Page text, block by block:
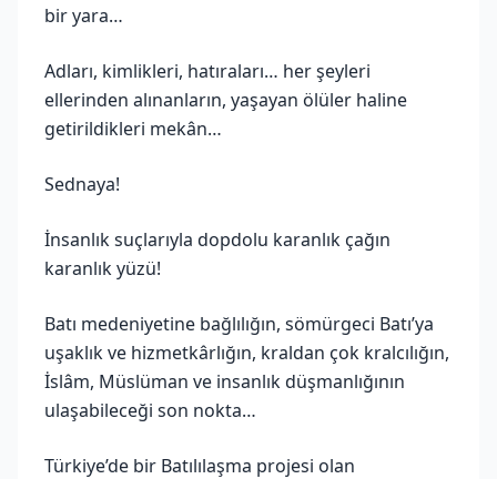
bir yara…
Adları, kimlikleri, hatıraları… her şeyleri
ellerinden alınanların, yaşayan ölüler haline
getirildikleri mekân…
Sednaya!
İnsanlık suçlarıyla dopdolu karanlık çağın
karanlık yüzü!
Batı medeniyetine bağlılığın, sömürgeci Batı’ya
uşaklık ve hizmetkârlığın, kraldan çok kralcılığın,
İslâm, Müslüman ve insanlık düşmanlığının
ulaşabileceği son nokta…
Türkiye’de bir Batılılaşma projesi olan